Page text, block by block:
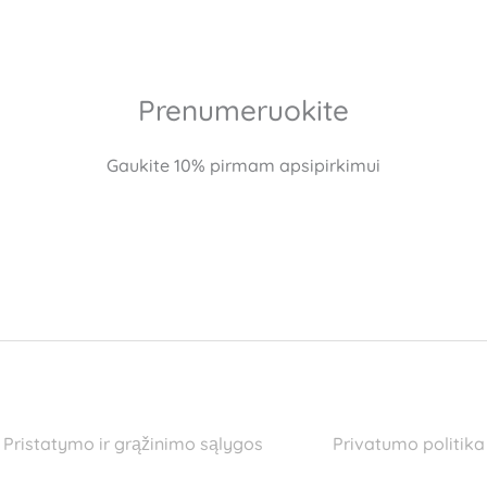
Prenumeruokite
Gaukite 10% pirmam apsipirkimui
Pristatymo ir grąžinimo sąlygos Privatumo politika